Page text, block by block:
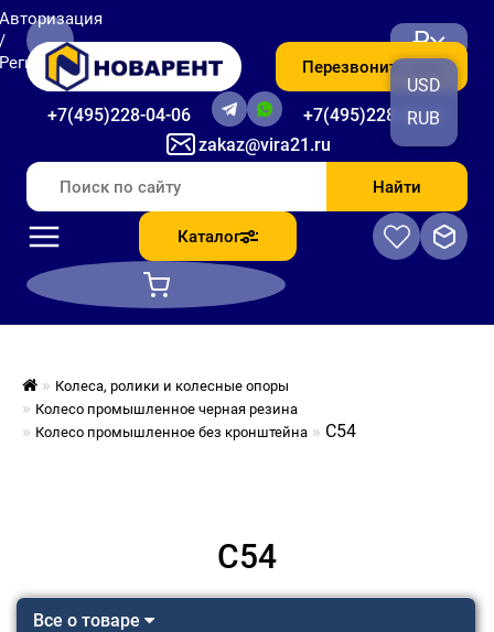
zakaz@vira21.ru
+7(495)228-04-06 +7(495)228-06-56
Перезвоните мне
₽
USD
RUB
Найти
Каталог
Колеса, ролики и колесные опоры
Колесо промышленное черная резина
Колесо промышленное без кронштейна
C54
C54
Все о товаре